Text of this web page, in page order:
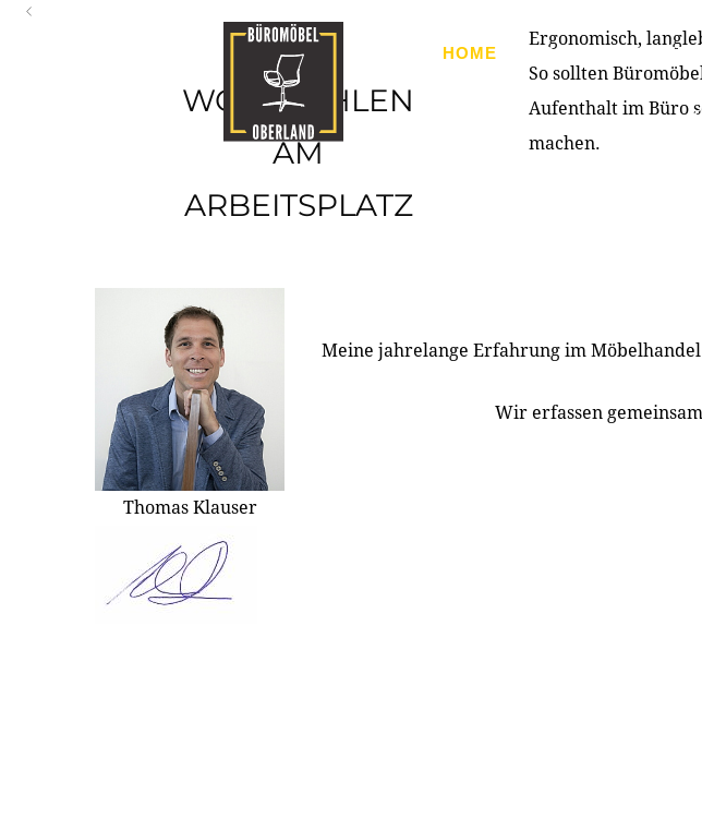
HOME PRODUKTE
WOHLFÜHLEN
AM
ARBEITSPLATZ
Ergonomisch,
So sollten
Aufenthalt im Büro
machen.
Thomas Klauser
Meine jahrelange Erfahrung im
Wir erfassen